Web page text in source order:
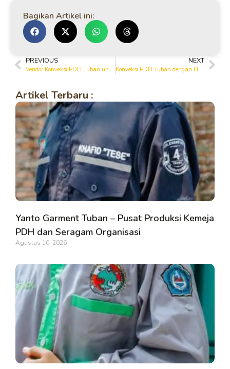
Bagikan Artikel ini:
PREVIOUS
Vendor Konveksi PDH Tuban untuk Instansi dan Perusahaan
NEXT
Konveksi PDH Tuban dengan Harga Terjangkau dan Hasil Maksimal
Artikel Terbaru :
Yanto Garment Tuban – Pusat Produksi Kemeja
PDH dan Seragam Organisasi
Agustus 10, 2026